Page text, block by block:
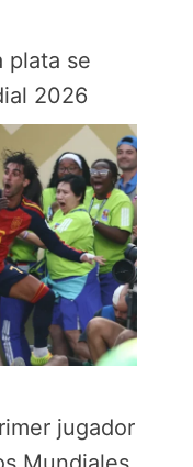
plata se
2026
jugador